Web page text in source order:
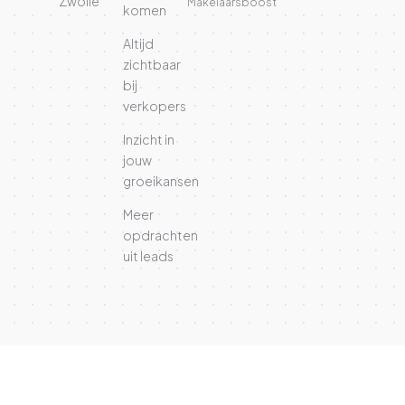
komen
Altijd
zichtbaar
bij
verkopers
Inzicht in
jouw
groeikansen
Meer
opdrachten
uit leads